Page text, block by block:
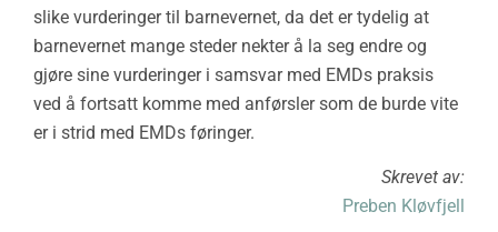
slike vurderinger til barnevernet, da det er tydelig at
barnevernet mange steder nekter å la seg endre og
gjøre sine vurderinger i samsvar med EMDs praksis
ved å fortsatt komme med anførsler som de burde vite
er i strid med EMDs føringer.
Skrevet av:
Preben Kløvfjell